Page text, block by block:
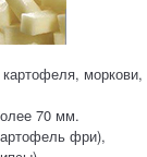
моркови,
70 мм.
фри),